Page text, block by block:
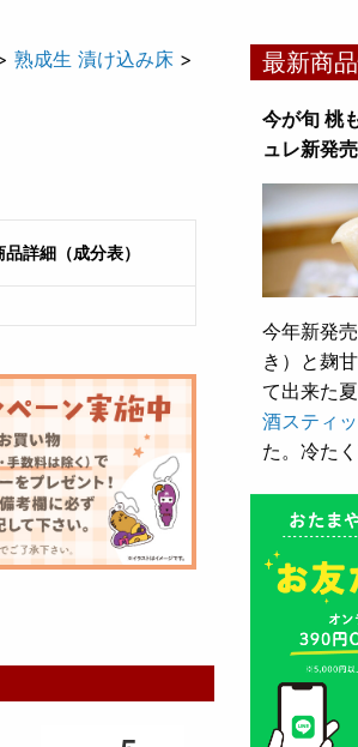
熟成生 漬け込み床 >
品詳細（成分表）
最新商
今が旬 桃
ュレ新発売
今年新発
き）と麹
て出来た
酒スティ
た。冷た
とろり漬
（2026年